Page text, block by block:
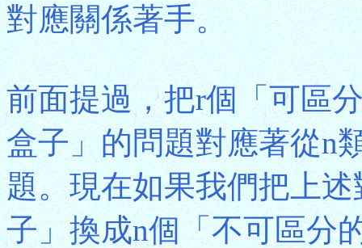
對應關係著手。
前面提過，把r個「可區
盒子」的問題對應著從n
題。現在如果我們把上
子」換成n個「不可區分